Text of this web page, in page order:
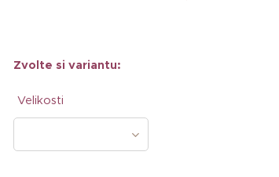
Zvolte si variantu:
Velikosti